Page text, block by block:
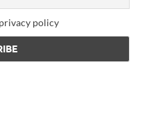
policy